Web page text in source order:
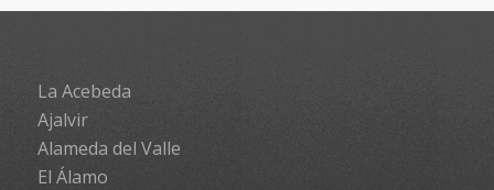
La Acebeda
Ajalvir
Alameda del Valle
El Álamo